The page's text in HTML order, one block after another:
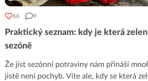
66 9
Praktický seznam: kdy je která
sezóně
Že jíst sezónní potraviny nám přináší
jistě není pochyb. Víte ale, kdy se která